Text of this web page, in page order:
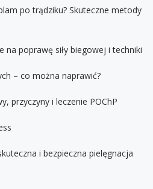
po trądziku? Skuteczne metody
na poprawę siły biegowej i techniki
– co można naprawić?
przyczyny i leczenie POChP
i bezpieczna pielęgnacja